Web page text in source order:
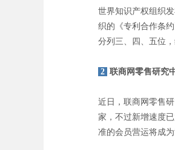
世界知识产权组织
织的《专利合作条
分列三、四、五位
2 联商网零售研究
近日，联商网零售
家，不过新增速度
准的会员营运将成